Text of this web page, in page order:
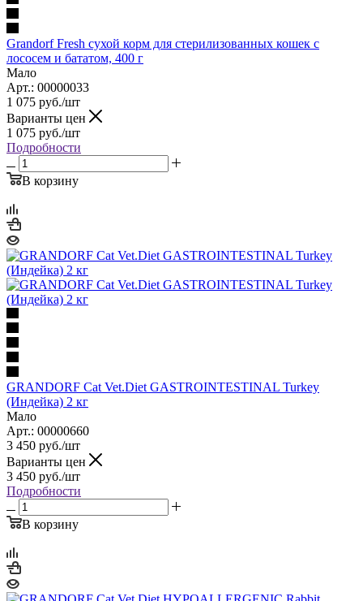
Grandorf Fresh сухой корм для стерилизованных кошек с
лососем и бататом, 400 г
Мало
Арт.: 00000033
1 075 руб./шт
Варианты цен
1 075 руб./шт
Подробности
В корзину
GRANDORF Cat Vet.Diet GASTROINTESTINAL Turkey
(Индейка) 2 кг
Мало
Арт.: 00000660
3 450 руб./шт
Варианты цен
3 450 руб./шт
Подробности
В корзину